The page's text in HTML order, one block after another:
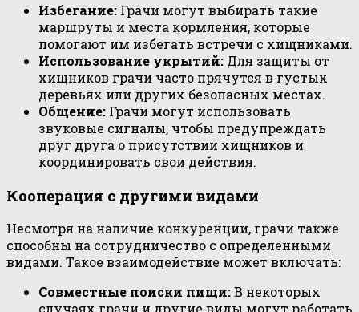
Избегание: Грачи могут выбирать такие
маршруты и места кормления, которые
помогают им избегать встречи с хищниками.
Использование укрытий: Для защиты от
хищников грачи часто прячутся в густых
деревьях или других безопасных местах.
Общение: Грачи могут использовать
звуковые сигналы, чтобы предупреждать
друг друга о присутствии хищников и
координировать свои действия.
Кооперация с другими видами
Несмотря на наличие конкуренции, грачи также
способны на сотрудничество с определенными
видами. Такое взаимодействие может включать:
Совместные поиски пищи:В некоторых